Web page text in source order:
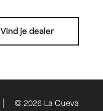
Vind je dealer
© 2026 La Cueva